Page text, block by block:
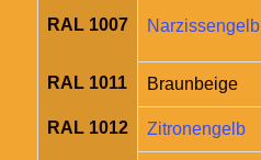
RAL 1007 Narzissengelb
RAL 1011 Braunbeige
RAL 1012 Zitronengelb